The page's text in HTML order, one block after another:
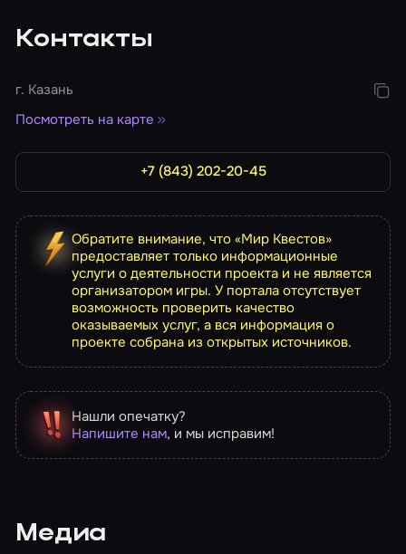
Контакты
г. Казань
Посмотреть на карте
+7 (843) 202-20-45
Обратите внимание, что «Мир Квестов»
предоставляет только информационные
услуги о деятельности проекта и не является
организатором игры. У портала отсутствует
возможность проверить качество
оказываемых услуг, а вся информация о
проекте собрана из открытых источников.
Нашли опечатку?
Напишите нам, и мы исправим!
Медиа